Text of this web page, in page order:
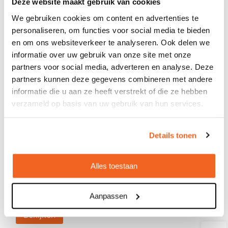
We gebruiken cookies om content en advertenties te
personaliseren, om functies voor social media te bieden
en om ons websiteverkeer te analyseren. Ook delen we
informatie over uw gebruik van onze site met onze
partners voor social media, adverteren en analyse. Deze
partners kunnen deze gegevens combineren met andere
informatie die u aan ze heeft verstrekt of die ze hebben
verzameld op basis van uw gebruik van hun services.
Details tonen
Alles toestaan
Aanpassen
Bedrukt geleverd in: 5 werkdag(en)
Onbedrukt geleverd in: 3 werkdag(en)
Bekijken